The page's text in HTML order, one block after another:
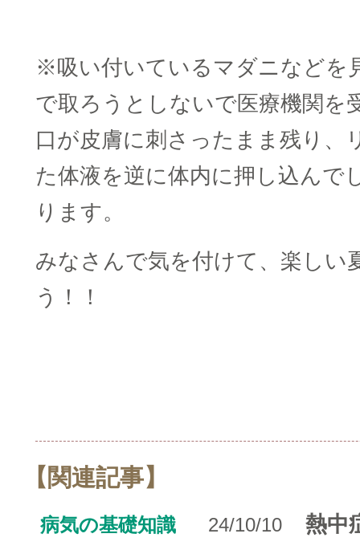
※吸い付いているマダニなどを
で取ろうとしないで医療機関を
口が皮膚に刺さったまま残り、
た体液を逆に体内に押し込んで
ります。
みなさんで気を付けて、楽しい
う！！
【関連記事】
病気の基礎知識 24/10/10 熱中